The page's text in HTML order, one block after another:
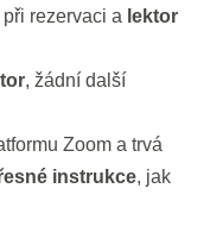
rezervaci a lektor
, žádní další
Zoom a trvá
instrukce, jak